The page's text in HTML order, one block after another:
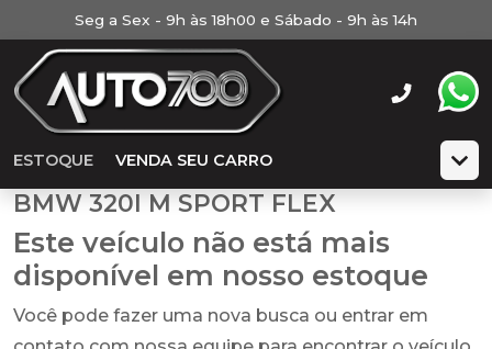
Seg a Sex - 9h às 18h00 e Sábado - 9h às 14h
ESTOQUE VENDA SEU CARRO
BMW 320I M SPORT FLEX
Este veículo não está mais
disponível em nosso estoque
Você pode fazer uma nova busca ou entrar em